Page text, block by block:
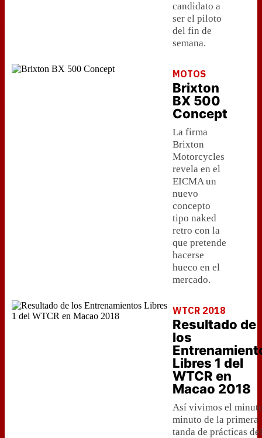
candidato a
ser el piloto
del fin de
semana.
MOTOS
Brixton
BX 500
Concept
La firma
Brixton
Motorcycles
revela en el
EICMA un
nuevo
concepto
tipo naked
retro con la
que pretende
hacerse
hueco en el
mercado.
WTCR 2018
Resultado de
los
Libres 1 del
WTCR en
Macao 2018
Así vivimos el
minuto de la primera
tanda de prácticas del